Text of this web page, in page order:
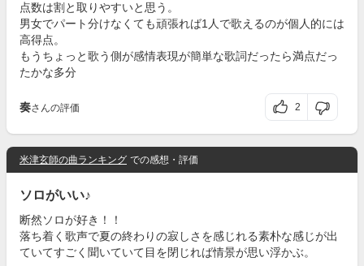
点数は割と取りやすいと思う。
男女でパート分けなくても頑張れば1人で歌えるのが個人的には
高得点。
もうちょっと歌う側が感情表現が簡単な歌詞だったら満点だっ
たかな多分
奏さんの評価 2
米津玄師の曲ランキング での感想・評価
ソロがいい♪
断然ソロが好き！！
落ち着く歌声で夏の終わりの寂しさを感じれる素朴な感じが出
ていてすごく聞いていて目を閉じれば情景が思い浮かぶ。